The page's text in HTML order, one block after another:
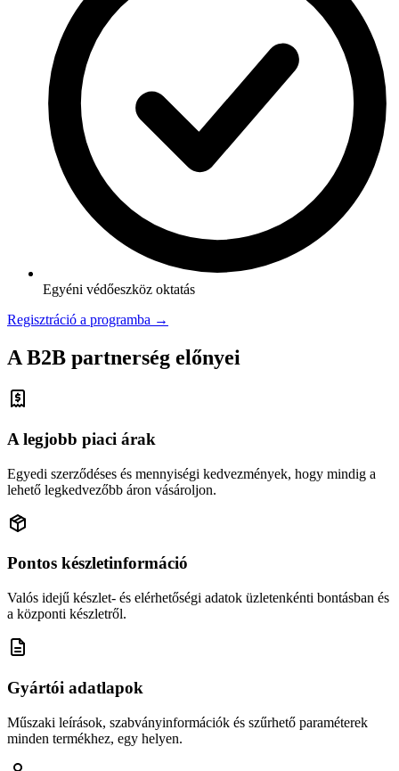
Egyéni védőeszköz oktatás
Regisztráció a programba →
A B2B partnerség előnyei
A legjobb piaci árak
Egyedi szerződéses és mennyiségi kedvezmények, hogy mindig a
lehető legkedvezőbb áron vásároljon.
Pontos készletinformáció
Valós idejű készlet- és elérhetőségi adatok üzletenkénti bontásban és
a központi készletről.
Gyártói adatlapok
Műszaki leírások, szabványinformációk és szűrhető paraméterek
minden termékhez, egy helyen.